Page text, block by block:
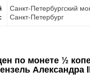
Санкт-Петербургский
Санкт-Петербург
по монете ½
Александра